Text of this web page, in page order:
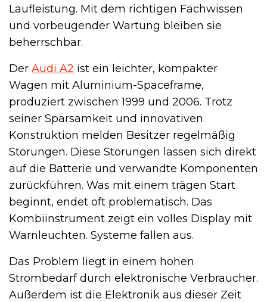
Laufleistung. Mit dem richtigen Fachwissen
und vorbeugender Wartung bleiben sie
beherrschbar.
Der Audi A2 ist ein leichter, kompakter
Wagen mit Aluminium-Spaceframe,
produziert zwischen 1999 und 2006. Trotz
seiner Sparsamkeit und innovativen
Konstruktion melden Besitzer regelmäßig
Störungen. Diese Störungen lassen sich direkt
auf die Batterie und verwandte Komponenten
zurückführen. Was mit einem trägen Start
beginnt, endet oft problematisch. Das
Kombiinstrument zeigt ein volles Display mit
Warnleuchten. Systeme fallen aus.
Das Problem liegt in einem hohen
Strombedarf durch elektronische Verbraucher.
Außerdem ist die Elektronik aus dieser Zeit